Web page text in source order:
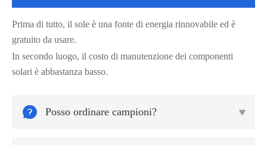
Prima di tutto, il sole è una fonte di energia rinnovabile ed è
gratuito da usare.
In secondo luogo, il costo di manutenzione dei componenti
solari è abbastanza basso.
 Posso ordinare campioni? 